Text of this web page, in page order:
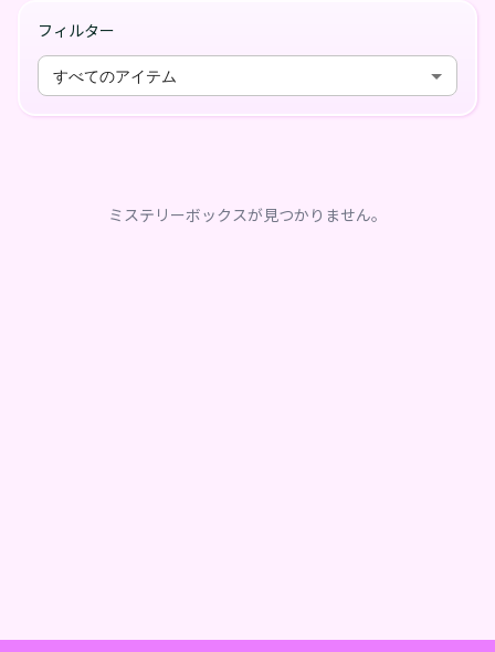
フィルター
すべてのアイテム
ミステリーボックスが見つかりません。